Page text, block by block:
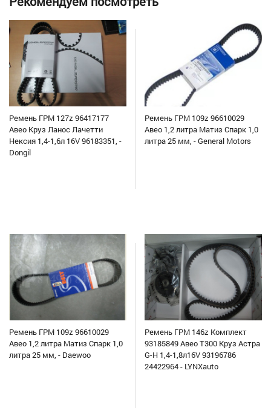
Ремень ГРМ 127z 96417177
Авео Круз Ланос Лачетти
Нексия 1,4-1,6л 16V 96183351, -
Dongil
Ремень ГРМ 109z 96610029
Авео 1,2 литра Матиз Спарк 1,0
литра 25 мм, - General Motors
Ремень ГРМ 109z 96610029
Авео 1,2 литра Матиз Спарк 1,0
литра 25 мм, - Daewoo
Ремень ГРМ 146z Комплект
93185849 Авео Т300 Круз Астра
G-H 1,4-1,8л16V 93196786
24422964 - LYNXauto